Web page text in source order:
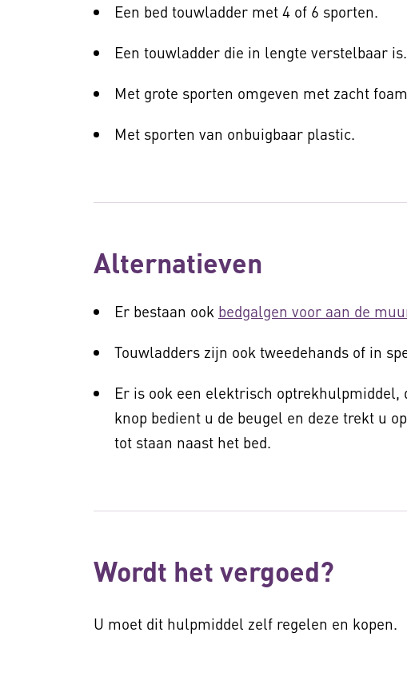
Een bed touwladder met 4 of 6 sporten.
Een touwladder die in lengte verstelbaar is.
Met grote sporten omgeven met zacht
Met sporten van onbuigbaar plastic.
Alternatieven
Er bestaan ook bedgalgen voor aan de
Touwladders zijn ook tweedehands of in
Er is ook een elektrisch optrekhulpmiddel,
knop bedient u de beugel en deze trekt u
tot staan naast het bed.
Wordt het vergoed?
U moet dit hulpmiddel zelf regelen en kopen.